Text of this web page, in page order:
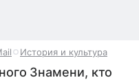
История и культура
Знамени, кто